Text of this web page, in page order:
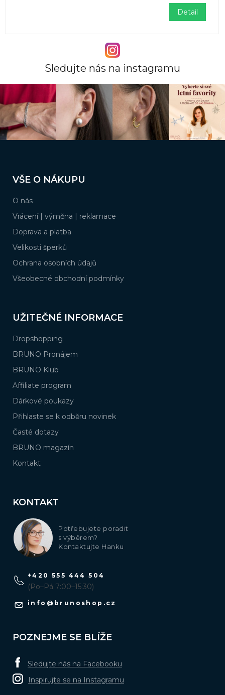
Detail
Sledujte nás na instagramu
pVŠE O NÁKUPU
O nás
Vrácení | výměna | reklamace
Doprava a platba
Velikosti šperků
Ochrana osobních údajů
Všeobecné obchodní podmínky
UŽITEČNÉ INFORMACE
Dropshopping
BRUNO Pronájem
BRUNO Klub
Affiliate program
Dárkové poukazy
Přihlaste se k odběru novinek
Časté dotazy
BRUNO magazín
Kontakt
KONTAKT
Potřebujete poradit
s výběrem?
Kontaktujte Hanku
info @ brunoshop.cz
+420 555 444 504
(Po–Pá 7:00–15:30)
POZNEJME SE BLÍŽE
Sledujte nás na Facebooku
Inspirujte se na Instagramu